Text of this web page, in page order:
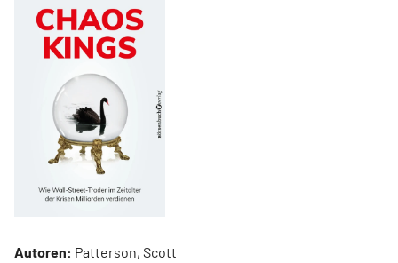
Autoren: Patterson, Scott